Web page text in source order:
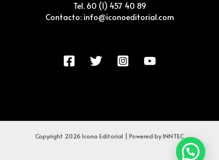
Tel. 60 (1) 457 40 89
Contacto: info@iconoeditorial.com
Copyright 2026 Icono Editorial | Powered by INNTEC